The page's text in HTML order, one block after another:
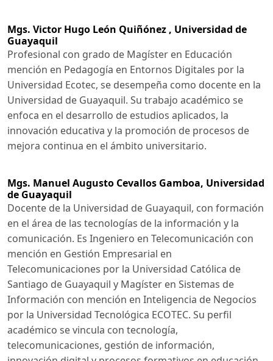
Mgs. Victor Hugo León Quiñónez , Universidad de
Guayaquil
Profesional con grado de Magíster en Educación
mención en Pedagogía en Entornos Digitales por la
Universidad Ecotec, se desempeña como docente en la
Universidad de Guayaquil. Su trabajo académico se
enfoca en el desarrollo de estudios aplicados, la
innovación educativa y la promoción de procesos de
mejora continua en el ámbito universitario.
Mgs. Manuel Augusto Cevallos Gamboa, Universidad
de Guayaquil
Docente de la Universidad de Guayaquil, con formación
en el área de las tecnologías de la información y la
comunicación. Es Ingeniero en Telecomunicación con
mención en Gestión Empresarial en
Telecomunicaciones por la Universidad Católica de
Santiago de Guayaquil y Magíster en Sistemas de
Información con mención en Inteligencia de Negocios
por la Universidad Tecnológica ECOTEC. Su perfil
académico se vincula con tecnología,
telecomunicaciones, gestión de información,